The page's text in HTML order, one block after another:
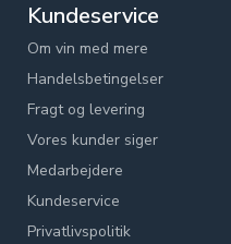
Kundeservice
Om vin med mere
Handelsbetingelser
Fragt og levering
Vores kunder siger
Medarbejdere
Kundeservice
Privatlivspolitik